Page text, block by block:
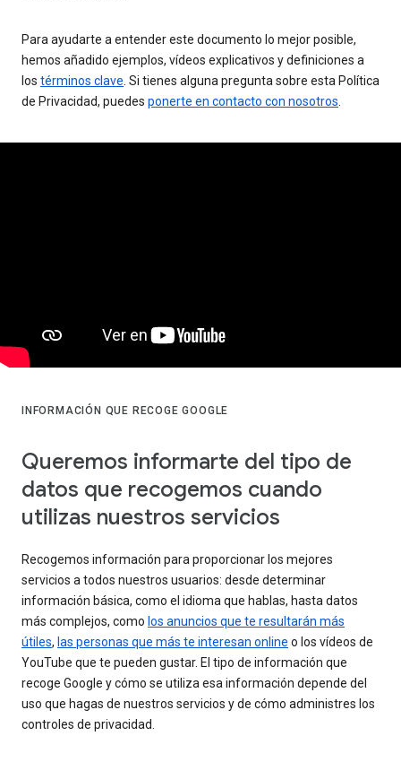
Para ayudarte a entender este documento lo mejor posible,
hemos añadido ejemplos, vídeos explicativos y definiciones a
los términos clave . Si tienes alguna pregunta sobre esta Política
de Privacidad, puedes ponerte en contacto con nosotros
INFORMACIÓN QUE RECOGE GOOGLE
Queremos informarte del tipo de
datos que recogemos cuando
utilizas nuestros servicios
Recogemos información para proporcionar los mejores
servicios a todos nuestros usuarios: desde determinar
información básica, como el idioma que hablas, hasta datos
más complejos, como los anuncios que te resultarán más
útiles, las personas que más te interesan online o los vídeos de
YouTube que te pueden gustar. El tipo de información que
recoge Google y cómo se utiliza esa información depende del
uso que hagas de nuestros servicios y de cómo administres los
controles de privacidad.